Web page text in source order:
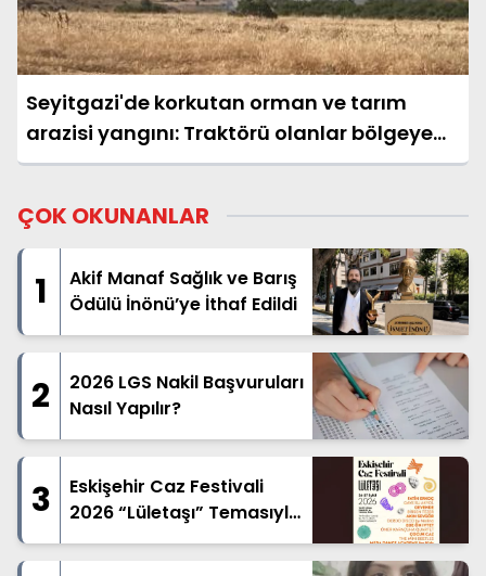
Seyitgazi'de korkutan orman ve tarım
arazisi yangını: Traktörü olanlar bölgeye
çağrıldı
ÇOK OKUNANLAR
1
Akif Manaf Sağlık ve Barış
Ödülü İnönü’ye İthaf Edildi
2
2026 LGS Nakil Başvuruları
Nasıl Yapılır?
3
Eskişehir Caz Festivali
2026 “Lületaşı” Temasıyla
Geliyor